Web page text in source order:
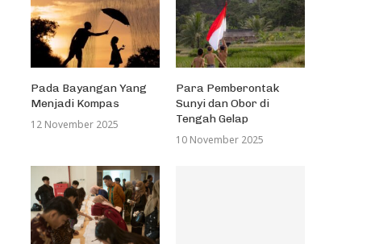
Pada Bayangan Yang
Menjadi Kompas
12 November 2025
Para Pemberontak
Sunyi dan Obor di
Tengah Gelap
10 November 2025